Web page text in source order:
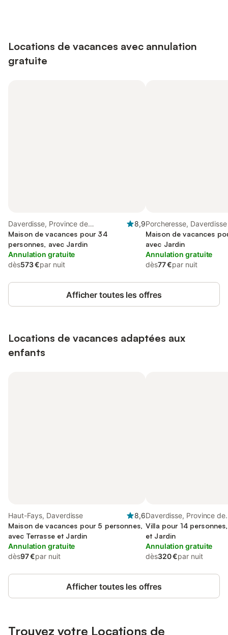
Locations de vacances avec annulation
gratuite
Daverdisse, Province de
Luxembourg
8,9
Maison de vacances pour 34
personnes, avec Jardin
Annulation gratuite
dès573 €par nuit
Porcheresse, Daverdisse
Maison de vacances
avec Jardin
Annulation gratuite
dès77 €par nuit
Afficher toutes les offres
Locations de vacances adaptées aux
enfants
Haut-Fays, Daverdisse
8,6
Maison de vacances pour 5 personnes,
avec Terrasse et Jardin
Annulation gratuite
dès97 €par nuit
Daverdisse, Province de
Luxembourg
Villa pour 14
et Jardin
Annulation gratuite
dès320 €par nuit
Afficher toutes les offres
Trouvez votre Locations de